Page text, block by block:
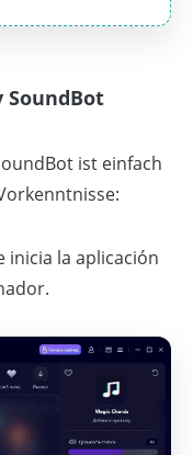
SoundBot
ist einfach
inicia la aplicación